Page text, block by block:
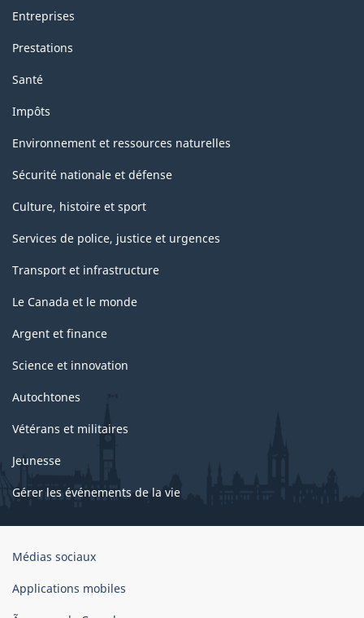
Entreprises
Prestations
Santé
Impôts
Environnement et ressources naturelles
Sécurité nationale et défense
Culture, histoire et sport
Services de police, justice et urgences
Transport et infrastructure
Le Canada et le monde
Argent et finance
Science et innovation
Autochtones
Vétérans et militaires
Jeunesse
Gérer les événements de la vie
Organisation
gouvernement
Médias sociaux
Applications mobiles